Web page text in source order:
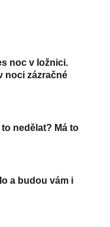
noc v ložnici.
noci zázračné
nedělat? Má to
a budou vám i